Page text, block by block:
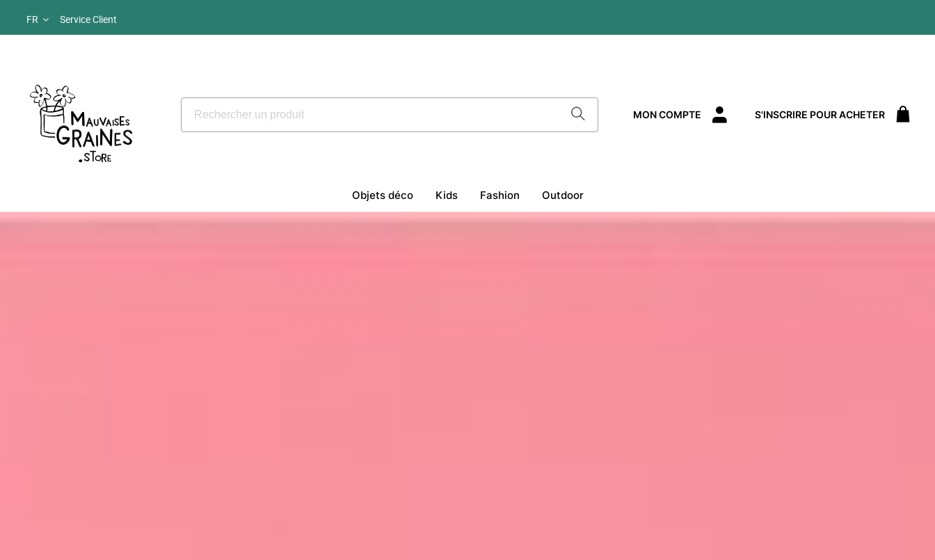
Main
FR Service Client
MON COMPTE S'INSCRIRE POUR ACHETER
Objets déco Kids Fashion Outdoor